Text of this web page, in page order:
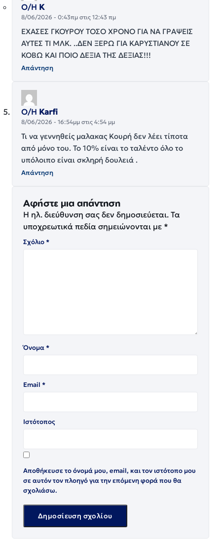
Ο/Η Κ
8/06/2026 - 0:43πμ στις 12:43 πμ
ΕΧΑΣΕΣ ΓΚΟΥΡΟΥ ΤΟΣΟ ΧΡΟΝΟ ΓΙΑ ΝΑ ΓΡΑΨΕΙΣ
ΑΥΤΕΣ ΤΙ ΜΛΚ. ..ΔΕΝ ΞΕΡΩ ΓΙΑ ΚΑΡΥΣΤΙΑΝΟΥ ΣΕ
ΚΟΒΩ ΚΑΙ ΠΟΙΟ ΔΕΞΙΑ ΤΗΣ ΔΕΞΙΑΣ!!!
Απάντηση
Ο/Η Karfi
8/06/2026 - 16:54μμ στις 4:54 μμ
Τι να γεννηθείς μαλακας Κουρή δεν λέει τίποτα
από μόνο του. Το 10% είναι το ταλέντο όλο το
υπόλοιπο είναι σκληρή δουλειά .
Απάντηση
Αφήστε μια απάντηση
Η ηλ. διεύθυνση σας δεν δημοσιεύεται. Τα
υποχρεωτικά πεδία σημειώνονται με *
Σχόλιο*
Όνομα*
Email *
Ιστότοπος
Αποθήκευσε το όνομά μου, email, και τον ιστότοπο μου
σε αυτόν τον πλοηγό για την επόμενη φορά που θα
σχολιάσω.